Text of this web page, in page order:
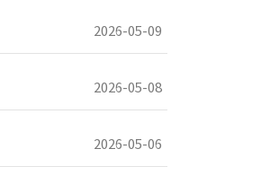
2026-05-09
2026-05-08
2026-05-06